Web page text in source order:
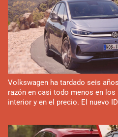
Volkswagen ha tardado seis
razón en casi todo menos en
interior y en el precio. El nuevo